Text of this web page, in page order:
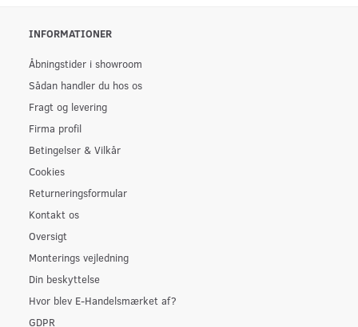
INFORMATIONER
Åbningstider i showroom
Sådan handler du hos os
Fragt og levering
Firma profil
Betingelser & Vilkår
Cookies
Returneringsformular
Kontakt os
Oversigt
Monterings vejledning
Din beskyttelse
Hvor blev E-Handelsmærket af?
GDPR